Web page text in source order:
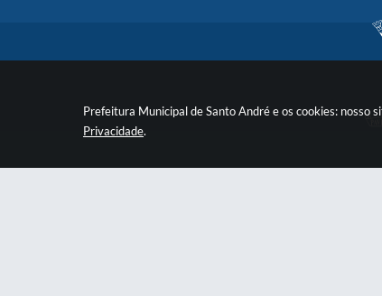
Prefeitura Municipal de Santo André e os cookies: nosso
Privacidade.